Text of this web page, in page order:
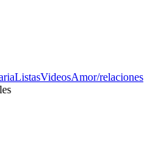
ListasVideosAmor/relaciones